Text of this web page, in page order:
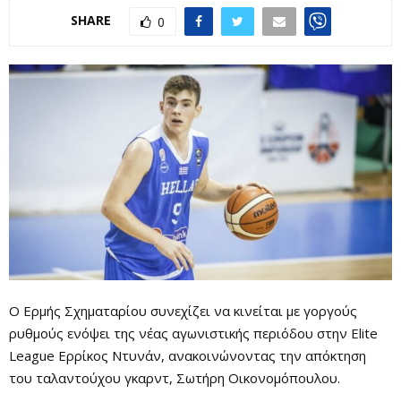
SHARE 0
Ο Ερμής Σχηματαρίου συνεχίζει να κινείται με γοργούς
ρυθμούς ενόψει της νέας αγωνιστικής περιόδου στην Elite
League Ερρίκος Ντυνάν, ανακοινώνοντας την απόκτηση
του ταλαντούχου γκαρντ, Σωτήρη Οικονομόπουλου.